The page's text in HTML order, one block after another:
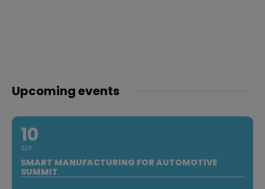
Upcoming events
10
SEP
SMART MANUFACTURING FOR AUTOMOTIVE
SUMMIT